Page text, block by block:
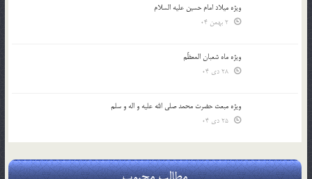
ویژه میلاد امام حسین علیه السلام
ویژه ماه شعبان المعظّم
ویژه مبعث حضرت محمد صلی الله علیه و اله و سلم